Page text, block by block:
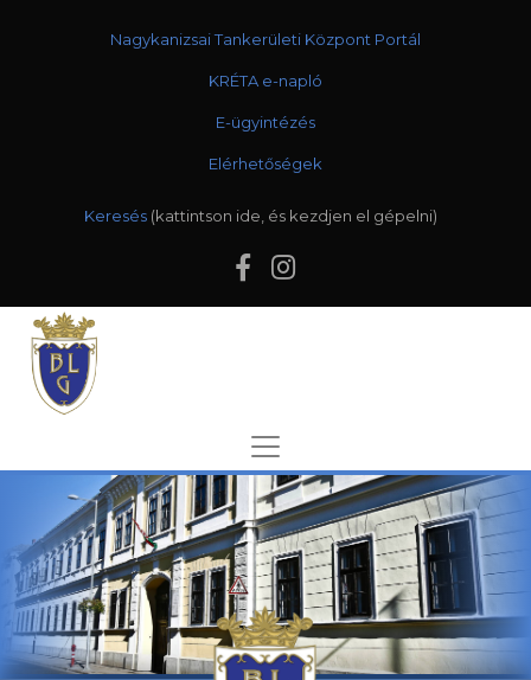
Nagykanizsai Tankerületi Központ Portál
KRÉTA e-napló
E-ügyintézés
Elérhetőségek
Keresés